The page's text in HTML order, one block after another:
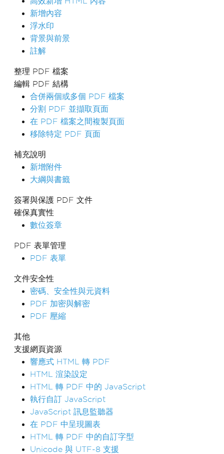
新增內容
浮水印
背景與前景
註解
整理 PDF 檔案
編輯 PDF 結構
合併兩個或多個 PDF 檔案
分割 PDF 並擷取頁面
在 PDF 檔案之間複製頁面
移除特定 PDF 頁面
補充說明
新增附件
大綱與書籤
簽署與保護 PDF 文件
確保真實性
數位簽章
PDF 表單管理
PDF 表單
文件安全性
密碼、安全性與元資料
PDF 加密與解密
PDF 壓縮
其他
支援網頁資源
響應式 HTML 轉 PDF
HTML 渲染設定
HTML 轉 PDF 中的 JavaScript
執行自訂 JavaScript
JavaScript 訊息監聽器
在 PDF 中呈現圖表
HTML 轉 PDF 中的自訂字型
Unicode 與 UTF-8 支援